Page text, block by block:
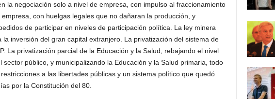
la negociación solo a nivel de empresa, con impulso al fraccionamiento
con huelgas legales que no dañaran la producción, y
de participar en niveles de participación política. La ley minera
inversión del gran capital extranjero. La privatización del sistema de
La privatización parcial de la Educación y la Salud, rebajando el nivel
sector público, y municipalizando la Educación y la Salud primaria, todo
a las libertades públicas y un sistema político que quedó
por la Constitución del 80.